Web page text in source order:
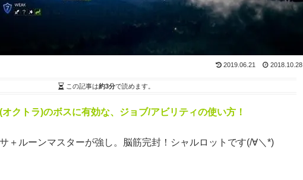
2019.06.21 2018.10.28
この記事は約3分で読めます。
クトラ)のボスに有効な、ジョブ/アビリティの使い方！
＋ルーンマスターが強し。脳筋完封！シャルロットです(/∀＼*)